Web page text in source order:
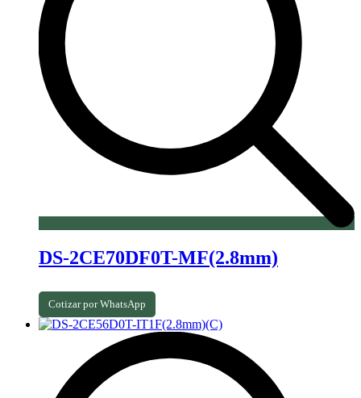
DS-2CE70DF0T-MF(2.8mm)
Cotizar por WhatsApp